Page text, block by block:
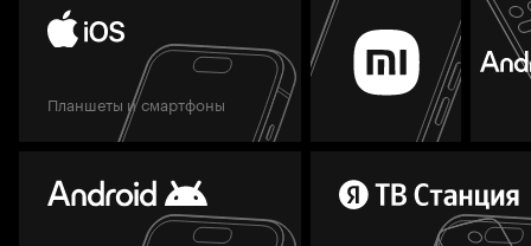
Планшеты и смартфоны